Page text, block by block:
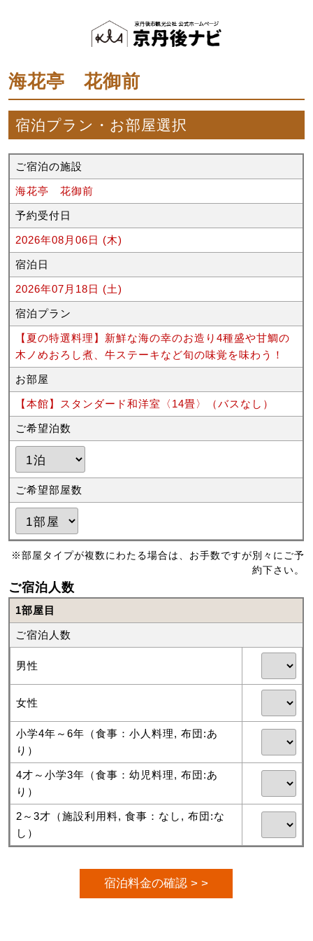
海花亭 花御前
宿泊プラン・お部屋選択
ご宿泊の施設
海花亭 花御前
予約受付日
2026年08月06日 (木)
宿泊日
2026年07月18日 (土)
宿泊プラン
【夏の特選料理】新鮮な海の幸のお造り4種盛や甘鯛の
木ノめおろし煮、牛ステーキなど旬の味覚を味わう！
お部屋
【本館】スタンダード和洋室〈14畳〉（バスなし）
ご希望泊数
ご希望部屋数
※部屋タイプが複数にわたる場合は、お手数ですが別々にご予
約下さい。
ご宿泊人数
1部屋目
ご宿泊人数
男性
女性
小学4年～6年（食事：小人料理, 布団:あ
り）
4才～小学3年（食事：幼児料理, 布団:あ
り）
2～3才（施設利用料, 食事：なし, 布団:な
し）
宿泊料金の確認 > >